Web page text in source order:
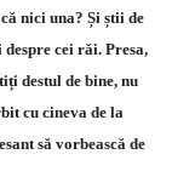
nici una? Și știi de
despre cei răi. Presa,
destul de bine, nu
cu cineva de la
să vorbească de